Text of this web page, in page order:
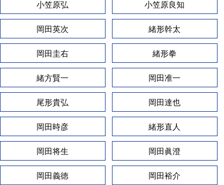
小笠原弘 小笠原良知
岡田英次 緒形幹太
岡田圭右 緒形拳
緒方賢一 岡田准一
尾形貴弘 岡田達也
岡田時彦 緒形直人
岡田将生 岡田眞澄
岡田義徳 岡田裕介